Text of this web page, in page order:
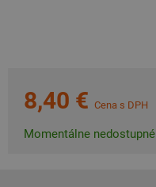
8,40 € Cena s DPH
Momentálne nedostupné